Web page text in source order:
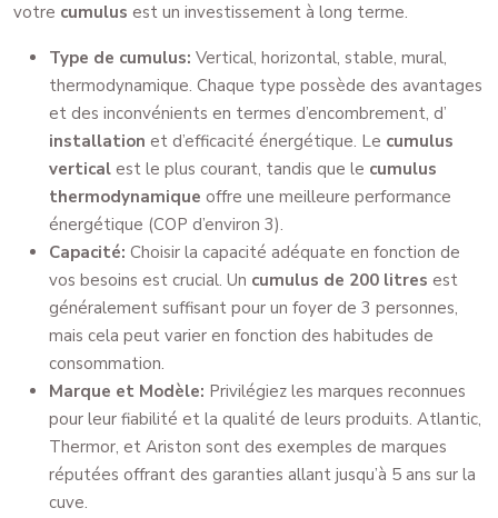
votre cumulus est un investissement à long terme.
Type de cumulus: Vertical, horizontal, stable, mural,
thermodynamique. Chaque type possède des avantages
et des inconvénients en termes d’encombrement, d’
installation et d’efficacité énergétique. Le cumulus
vertical est le plus courant, tandis que le cumulus
thermodynamique offre une meilleure performance
énergétique (COP d’environ 3).
Capacité: Choisir la capacité adéquate en fonction de
vos besoins est crucial. Un cumulus de 200 litres est
généralement suffisant pour un foyer de 3 personnes,
mais cela peut varier en fonction des habitudes de
consommation.
Marque et Modèle: Privilégiez les marques reconnues
pour leur fiabilité et la qualité de leurs produits. Atlantic,
Thermor, et Ariston sont des exemples de marques
réputées offrant des garanties allant jusqu’à 5 ans sur la
cuve.